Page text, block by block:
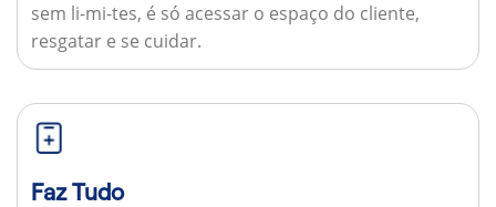
sem li-mi-tes, é só acessar o espaço do cliente,
resgatar e se cuidar.
Faz Tudo